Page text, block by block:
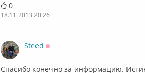
0
18.11.2013 20:26
Steed
Спасибо конечно за информацию.